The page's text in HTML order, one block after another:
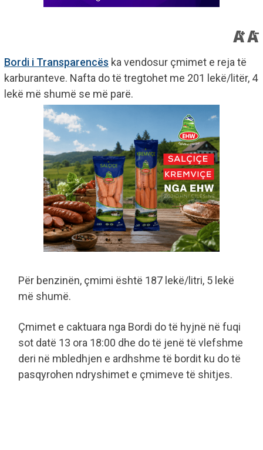
Bordi i Transparencës ka vendosur çmimet e reja të
karburanteve. Nafta do të tregtohet me 201 lekë/litër, 4
lekë më shumë se më parë.
Për benzinën, çmimi është 187 lekë/litri, 5 lekë
më shumë.
Çmimet e caktuara nga Bordi do të hyjnë në fuqi
sot datë 13 ora 18:00 dhe do të jenë të vlefshme
deri në mbledhjen e ardhshme të bordit ku do të
pasqyrohen ndryshimet e çmimeve të shitjes.